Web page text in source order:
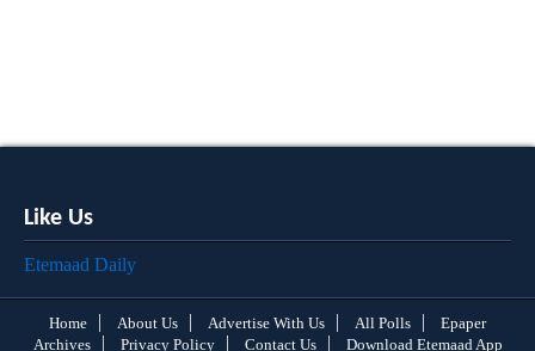
Like Us
Etemaad Daily
Home About Us Advertise With Us All Polls
Epaper
Archives
Privacy Policy Contact Us Download Etemaad App